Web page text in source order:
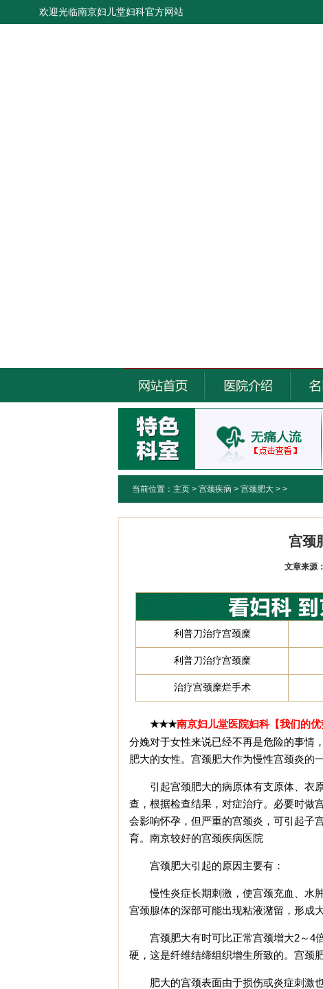
欢迎光临南京妇儿堂妇科官方网站
当前位置： 主页 > 宫颈疾病 > 宫颈肥大 > >
宫颈
文章来源
利普刀治疗宫颈糜
利普刀治疗宫颈糜
治疗宫颈糜烂手术
★★★南京妇儿堂医院妇科【我们的优
分娩对于女性来说已经不再是危险的事情
肥大的女性。宫颈肥大作为慢性宫颈炎的
引起宫颈肥大的病原体有支原体、衣原
查，根据检查结果，对症治疗。必要时做
会影响怀孕，但严重的宫颈炎，可引起子
育。 南京较好的宫颈疾病医院
宫颈肥大引起的原因主要有：
慢性炎症长期刺激，使宫颈充血、水肿
宫颈腺体的深部可能出现粘液潴留，形成
宫颈肥大有时可比正常宫颈增大2～4
硬，这是纤维结缔组织增生所致的。宫颈
肥大的宫颈表面由于损伤或炎症刺激也